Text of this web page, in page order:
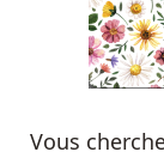
Vous